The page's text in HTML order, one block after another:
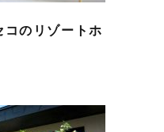
のリゾートホ